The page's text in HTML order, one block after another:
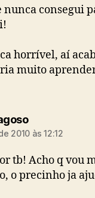
nunca consegui
horrível, aí
muito
diz:
2010 às 12:12
tb! Acho q vou
o precinho ja